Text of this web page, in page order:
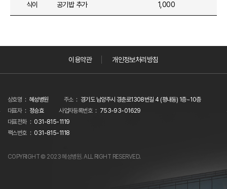
식이 공기밥 추가 1,000
이용약관 개인정보처리방침
상호명 혜성병원 주소
경기도 남양주시 경춘로1308번길 4 (평내동) 1층~10층
대표자
정승효 사업자등록번호
753-93-01629
대표전화
031-815-1119
팩스번호
031-815-1118
COPYRIGHT © 2023 혜성병원. ALL RIGHT RESERVED.